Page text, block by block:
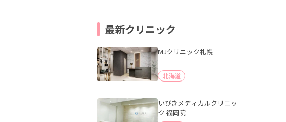
最新クリニック
MJクリニック札幌
北海道
いびきメディカルクリニッ
ク 福岡院